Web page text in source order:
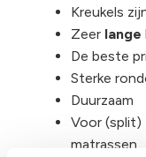
Kreukels
Zeer lange
De beste
Sterke
Duurzaam
Voor (split)
matrassen